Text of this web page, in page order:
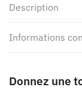
Description
Informations
Donnez une